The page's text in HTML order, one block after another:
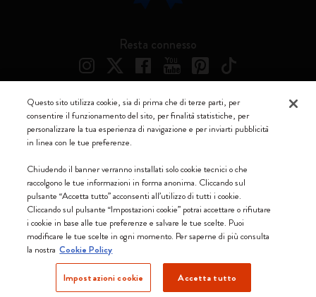
Resta connesso
Svizzera (italiano)
Accettiamo
Moleskine ® è un marchio registrato di Moleskine Srl a socio unico
Moleskine srl a socio unico - Via Bergognone, 34 – 20144 Milano -
Soc. €2.181.513,42
Questo sito utilizza cookie, sia di prima che di terze parti, per
consentire il funzionamento del sito, per finalità statistiche, per
personalizzare la tua esperienza di navigazione e per inviarti pubblicità
in linea con le tue preferenze.
Chiudendo il banner verranno installati solo cookie tecnici o che
raccolgono le tue informazioni in forma anonima. Cliccando sul
pulsante “Accetta tutto” acconsenti all’utilizzo di tutti i cookie.
Cliccando sul pulsante “Impostazioni cookie” potrai accettare o rifiutare
i cookie in base alle tue preferenze e salvare le tue scelte. Puoi
modificare le tue scelte in ogni momento. Per saperne di più consulta
la nostra Cookie Policy
Impostazioni cookie Accetta tutto